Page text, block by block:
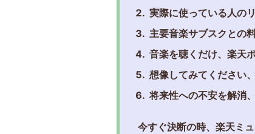
実際に使っている人の
主要音楽サブスクとの
音楽を聴くだけ、楽天
想像してみてください
将来性への不安を解消
今すぐ決断の時、楽天ミ